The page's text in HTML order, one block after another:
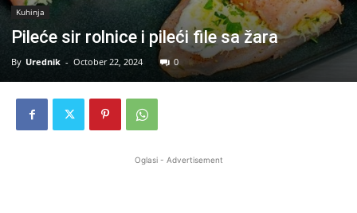
Kuhinja
Pileće sir rolnice i pileći file sa žara
By Urednik - October 22, 2024 0
Oglasi - Advertisement